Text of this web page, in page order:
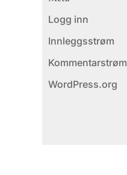
Logg inn
Innleggsstrøm
Kommentarstrøm
WordPress.org